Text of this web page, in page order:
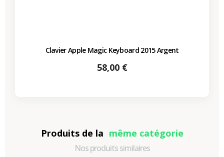
Clavier Apple Magic Keyboard 2015 Argent
Prix
58,00 €
Produits de la même catégorie
Nos produits similaires